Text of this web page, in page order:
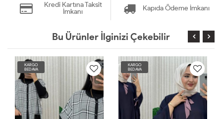
Kredi Kartına Taksit
İmkanı
Kapıda Ödeme İmkanı
Bu Ürünler İlginizi Çekebilir
KARGO
BEDAVA
KARGO
BEDAVA